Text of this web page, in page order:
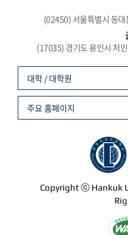
(02450) 서울특별시 동
(17035) 경기도 용인시 처
Copyright ⓒ Hankuk
대학 / 대학원
주요 홈페이지